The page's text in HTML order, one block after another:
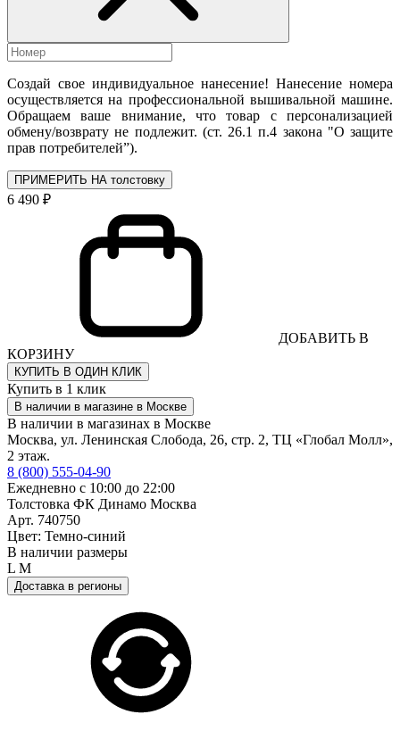
Создай свое индивидуальное нанесение! Нанесение номера
осуществляется на профессиональной вышивальной машине.
Обращаем ваше внимание, что товар с персонализацией
обмену/возврату не подлежит. (ст. 26.1 п.4 закона "О защите
прав потребителей”).
ПРИМЕРИТЬ НА толстовку
6 490 ₽
ДОБАВИТЬ В
КОРЗИНУ
КУПИТЬ В ОДИН КЛИК
Купить в 1 клик
В наличии в магазине в Москве
В наличии в магазинах в Москве
Москва, ул. Ленинская Слобода, 26, стр. 2, ТЦ «Глобал Молл»,
2 этаж.
8 (800) 555-04-90
Ежедневно с 10:00 до 22:00
Толстовка ФК Динамо Москва
Арт. 740750
Цвет: Темно-синий
В наличии размеры
L M
Доставка в регионы